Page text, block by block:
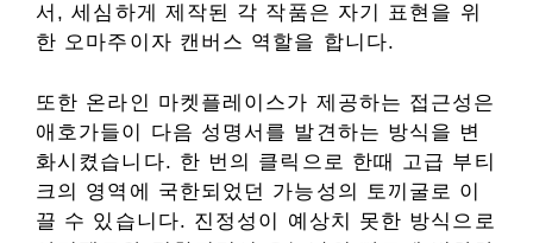
서, 세심하게 제작된 각 작품은 자기 표현을 위
한 오마주이자 캔버스 역할을 합니다.
또한 온라인 마켓플레이스가 제공하는 접근성은
애호가들이 다음 성명서를 발견하는 방식을 변
화시켰습니다. 한 번의 클릭으로 한때 고급 부티
크의 영역에 국한되었던 가능성의 토끼굴로 이
끌 수 있습니다. 진정성이 예상치 못한 방식으로